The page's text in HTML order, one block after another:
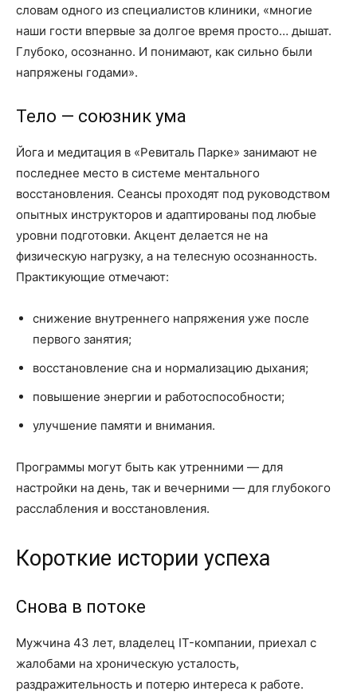
словам одного из специалистов клиники, «многие
наши гости впервые за долгое время просто… дышат.
Глубоко, осознанно. И понимают, как сильно были
напряжены годами».
Тело — союзник ума
Йога и медитация в «Ревиталь Парке» занимают не
последнее место в системе ментального
восстановления. Сеансы проходят под руководством
опытных инструкторов и адаптированы под любые
уровни подготовки. Акцент делается не на
физическую нагрузку, а на телесную осознанность.
Практикующие отмечают:
снижение внутреннего напряжения уже после
первого занятия;
восстановление сна и нормализацию дыхания;
повышение энергии и работоспособности;
улучшение памяти и внимания.
Программы могут быть как утренними — для
настройки на день, так и вечерними — для глубокого
расслабления и восстановления.
Короткие истории успеха
Снова в потоке
Мужчина 43 лет, владелец IT-компании, приехал с
жалобами на хроническую усталость,
раздражительность и потерю интереса к работе.